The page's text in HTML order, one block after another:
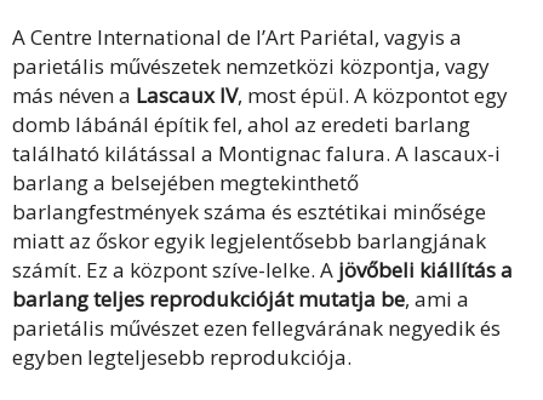
A Centre International de l’Art Pariétal, vagyis a
parietális művészetek nemzetközi központja, vagy
más néven a Lascaux IV, most épül. A központot egy
domb lábánál építik fel, ahol az eredeti barlang
található kilátással a Montignac falura. A lascaux-i
barlang a belsejében megtekinthető
barlangfestmények száma és esztétikai minősége
miatt az őskor egyik legjelentősebb barlangjának
számít. Ez a központ szíve-lelke. A jövőbeli kiállítás a
barlang teljes reprodukcióját mutatja be, ami a
parietális művészet ezen fellegvárának negyedik és
egyben legteljesebb reprodukciója.